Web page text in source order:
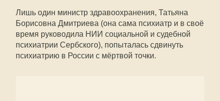
Лишь один министр здравоохранения, Татьяна
Борисовна Дмитриева (она сама психиатр и в своё
время руководила НИИ социальной и судебной
психиатрии Сербского), попыталась сдвинуть
психиатрию в России с мёртвой точки.